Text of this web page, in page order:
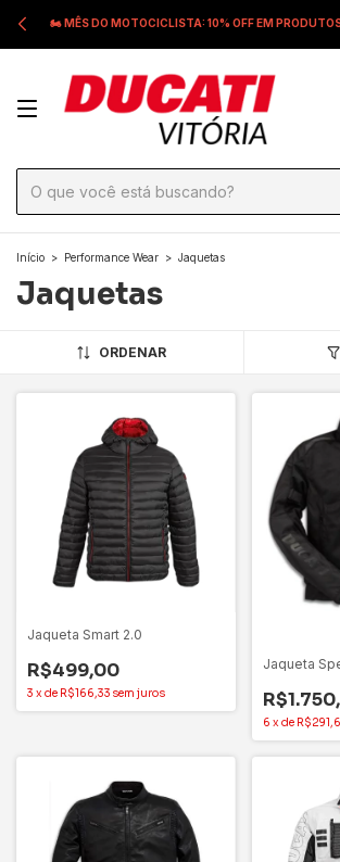
🏍️ MÊS DO MOTOCICLISTA: 10% OFF EM
Início > Performance Wear > Jaquetas
Jaquetas
ORDENAR
Jaqueta Smart 2.0
R$499,00
3 x de R$166,33 sem juros
Jaqueta
6 xde